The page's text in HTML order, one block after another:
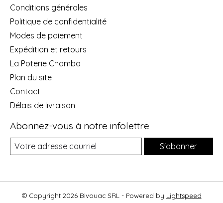
Conditions générales
Politique de confidentialité
Modes de paiement
Expédition et retours
La Poterie Chamba
Plan du site
Contact
Délais de livraison
Abonnez-vous à notre infolettre
S'abonner
© Copyright 2026 Bivouac SRL - Powered by Lightspeed